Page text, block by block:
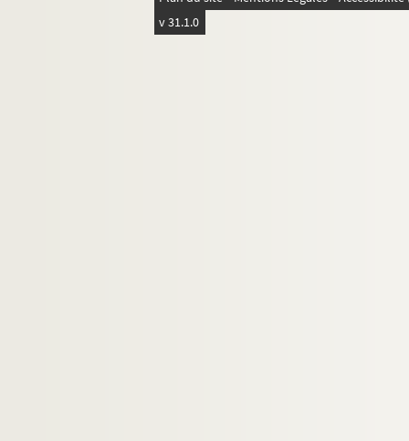
v 31.1.0